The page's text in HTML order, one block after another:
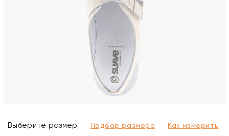
Выберите размер Подбор размера Как измерить